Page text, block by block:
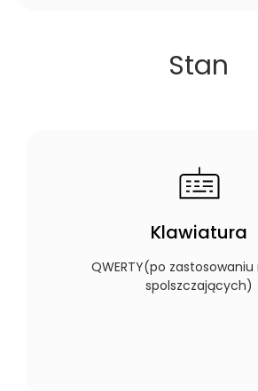
Stan
Klawiatura
QWERTY(po zastosowaniu
spolszczających)